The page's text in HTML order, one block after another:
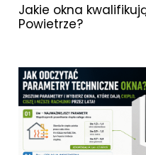
Jakie okna
Powietrze?